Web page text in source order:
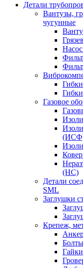
Детали
Вантузы,
чугунные
Газовое
(НС)
Детали
SML
Заглушки
Крепеж,
Болты
Гайки